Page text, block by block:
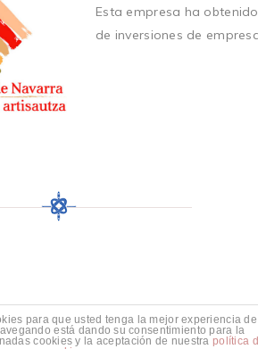
Esta empresa ha
de inversiones de
para que usted tenga la mejor experiencia de
está dando su consentimiento para la
cookies y la aceptación de nuestrapolítica